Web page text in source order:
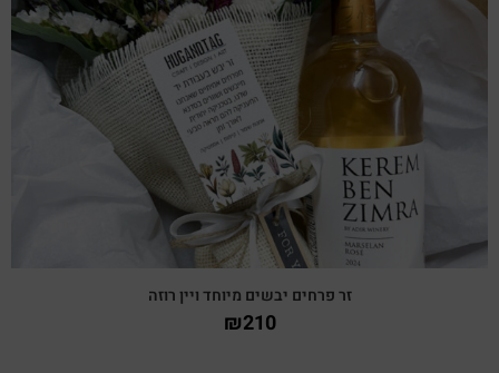
צפייה מהירה
זר פרחים יבשים מיוחד ויין רוזה
₪210